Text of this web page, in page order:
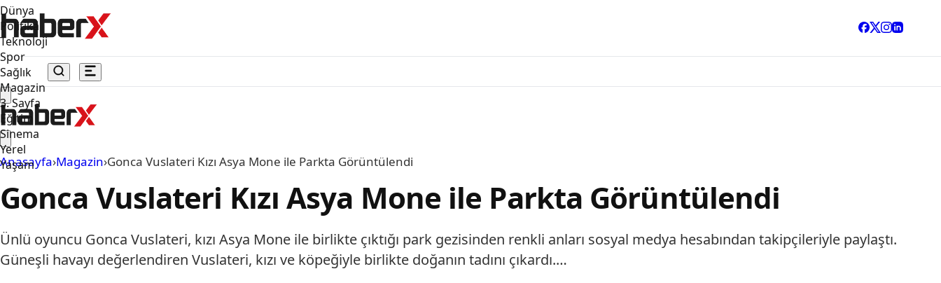
Dünya
Politika
Teknoloji
Spor
Sağlık
Magazin
3. Sayfa
Eğitim
Sinema
Yerel
Yaşam
Anasayfa›Magazin›Gonca Vuslateri Kızı Asya Mone ile Parkta Görüntülendi
Gonca Vuslateri Kızı Asya Mone ile Parkta Görüntülendi
Ünlü oyuncu Gonca Vuslateri, kızı Asya Mone ile birlikte çıktığı park gezisinden renkli anları sosyal medya hesabından takipçileriyle paylaştı.
Güneşli havayı değerlendiren Vuslateri, kızı ve köpeğiyle birlikte doğanın tadını çıkardı.…